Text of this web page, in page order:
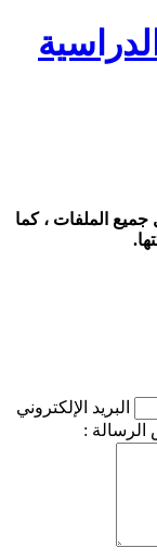
الملفات ، كما
البريد الإلكتروني
الرسالة :